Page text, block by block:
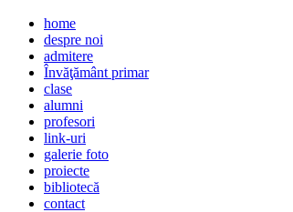
home
despre noi
admitere
Învăţământ primar
clase
alumni
profesori
link-uri
galerie foto
proiecte
bibliotecă
contact